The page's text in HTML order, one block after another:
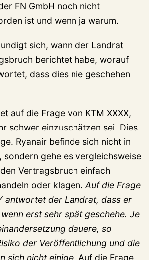
FN GmbH noch nicht
ist und wenn ja warum.
sich, wann der Landrat
berichtet habe, worauf
dass dies nie geschehen
auf die Frage von KTM XXXX,
schwer einzuschätzen sei. Dies
Ryanair befinde sich nicht in
sondern gehe es vergleichsweise
Vertragsbruch einfach
oder klagen. Auf die Frage
antwortet der Landrat, dass er
erst sehr spät geschehe. Je
dauere, so
der Veröffentlichung und die
sich nicht einige. Auf die Frage